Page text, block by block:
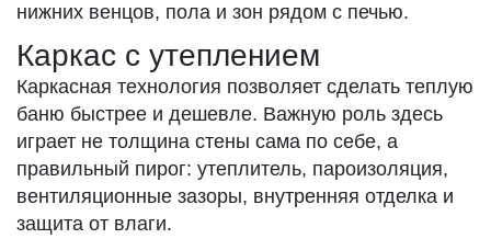
нижних венцов, пола и зон рядом с печью.
Каркас с утеплением
Каркасная технология позволяет сделать теплую
баню быстрее и дешевле. Важную роль здесь
играет не толщина стены сама по себе, а
правильный пирог: утеплитель, пароизоляция,
вентиляционные зазоры, внутренняя отделка и
защита от влаги.